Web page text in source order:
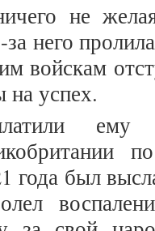
не
него
войскам
на успех.
года был